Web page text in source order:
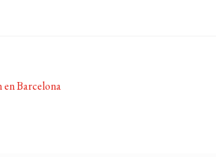
Barcelona